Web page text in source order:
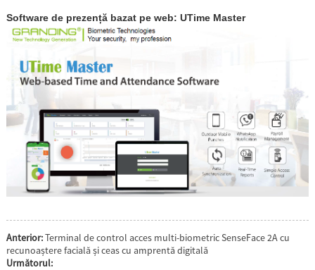
Software de prezență bazat pe web: UTime Master
Anterior:Terminal de control acces multi-biometric SenseFace 2A cu
recunoaștere facială și ceas cu amprentă digitală
Următorul: